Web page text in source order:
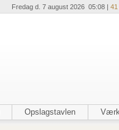
Fredag d. 7 august 2026 05:08 | 41
Opslagstavlen